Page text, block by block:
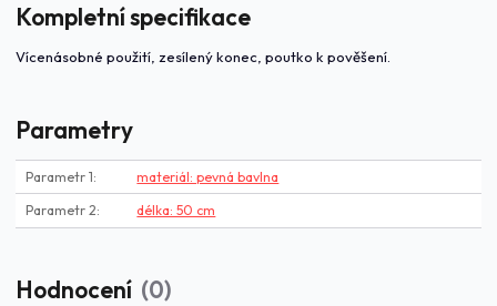
Kompletní specifikace
Vícenásobné použití, zesílený konec, poutko k pověšení.
Parametry
Parametr 1 materiál: pevná bavlna
Parametr 2 délka: 50 cm
Hodnocení 0